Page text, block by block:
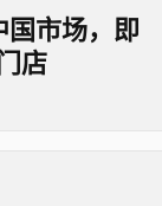
市场，即
店